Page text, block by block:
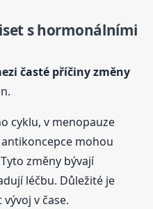
s hormonálními
časté příčiny změny
cyklu, v menopauze
mohou
změny bývají
léčbu. Důležité je
v čase.